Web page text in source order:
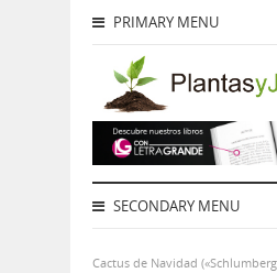
PRIMARY MENU
SECONDARY MENU
Cactus de Navidad